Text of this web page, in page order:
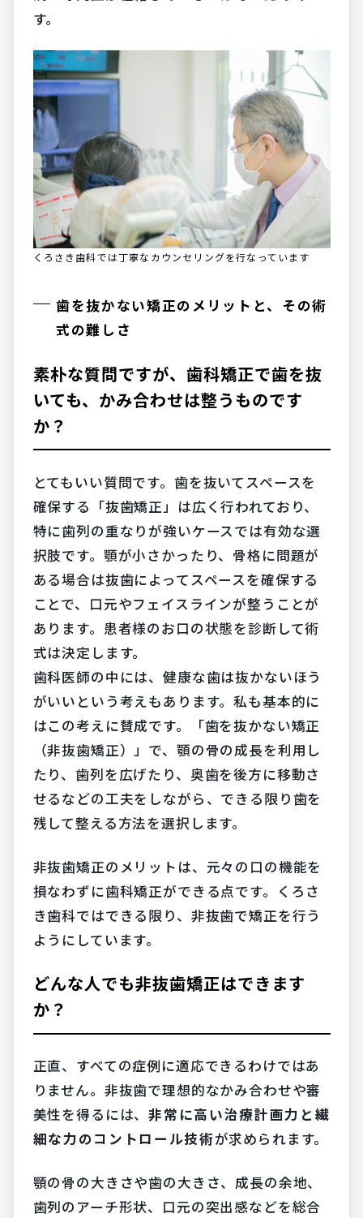
す。
くろさき歯科では丁寧なカウンセリングを行なっています
歯を抜かない矯正のメリットと、その術
式の難しさ
素朴な質問ですが、歯科矯正で歯を抜
いても、かみ合わせは整うものです
か？
とてもいい質問です。歯を抜いてスペースを
確保する「抜歯矯正」は広く行われており、
特に歯列の重なりが強いケースでは有効な選
択肢です。顎が小さかったり、骨格に問題が
ある場合は抜歯によってスペースを確保する
ことで、口元やフェイスラインが整うことが
あります。患者様のお口の状態を診断して術
式は決定します。
歯科医師の中には、健康な歯は抜かないほう
がいいという考えもあります。私も基本的に
はこの考えに賛成です。「歯を抜かない矯正
（非抜歯矯正）」で、顎の骨の成長を利用し
たり、歯列を広げたり、奥歯を後方に移動さ
せるなどの工夫をしながら、できる限り歯を
残して整える方法を選択します。
非抜歯矯正のメリットは、元々の口の機能を
損なわずに歯科矯正ができる点です。くろさ
き歯科ではできる限り、非抜歯で矯正を行う
ようにしています。
どんな人でも非抜歯矯正はできます
か？
正直、すべての症例に適応できるわけではあ
りません。非抜歯で理想的なかみ合わせや審
美性を得るには、非常に高い治療計画力と繊
細な力のコントロール技術が求められます。
顎の骨の大きさや歯の大きさ、成長の余地、
歯列のアーチ形状、口元の突出感などを総合